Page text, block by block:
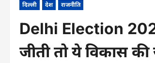
दिल्ली देश राजनीति
Delhi Election
जीती तो ये विकास की